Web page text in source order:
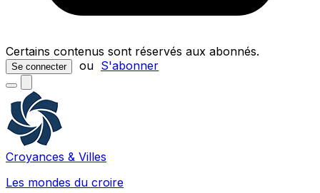
Certains contenus sont réservés aux abonnés.
Se connecter ou S'abonner
Croyances & Villes
Les mondes du croire